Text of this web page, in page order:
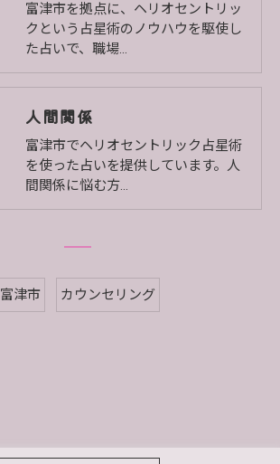
富津市を拠点に、ヘリオセントリッ
クという占星術のノウハウを駆使し
た占いで、職場…
人間関係
富津市でヘリオセントリック占星術
を使った占いを提供しています。人
間関係に悩む方…
富津市 カウンセリング